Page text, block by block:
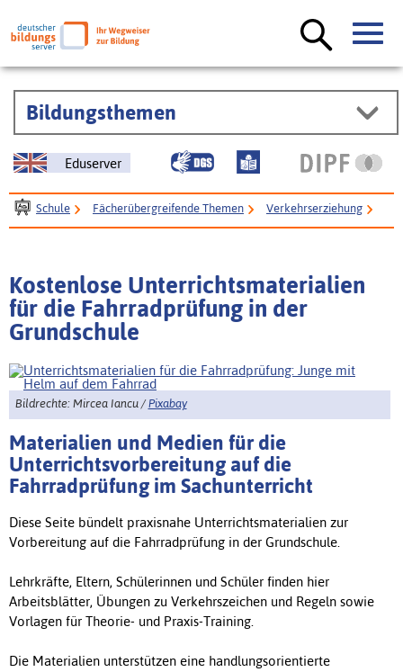
Bildungsthemen
Eduserver
Schule Fächerübergreifende Themen Verkehrserziehung
Kostenlose Unterrichtsmaterialien
für die Fahrradprüfung in der
Grundschule
Bildrechte: Mircea Iancu /Pixabay
Materialien und Medien für die
Unterrichtsvorbereitung auf die
Fahrradprüfung im Sachunterricht
Diese Seite bündelt praxisnahe Unterrichtsmaterialien zur
Vorbereitung auf die Fahrradprüfung in der Grundschule.
Lehrkräfte, Eltern, Schülerinnen und Schüler finden hier
Arbeitsblätter, Übungen zu Verkehrszeichen und Regeln sowie
Vorlagen für Theorie- und Praxis-Training.
Die Materialien unterstützen eine handlungsorientierte